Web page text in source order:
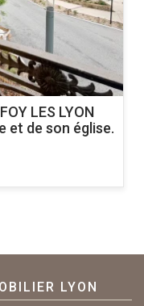
LES LYON
et de son église.
LYON